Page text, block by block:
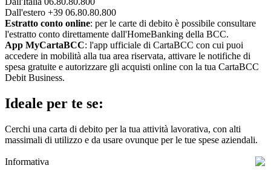
Dall'estero +39 06.80.80.800
Estratto conto online: per le carte di debito è possibile consultare
l'estratto conto direttamente dall'HomeBanking della BCC.
App MyCartaBCC: l'app ufficiale di CartaBCC con cui puoi
accedere in mobilità alla tua area riservata, attivare le notifiche di
spesa gratuite e autorizzare gli acquisti online con la tua CartaBCC
Debit Business.
Ideale per te se:
Cerchi una carta di debito per la tua attività lavorativa, con alti
massimali di utilizzo e da usare ovunque per le tue spese aziendali.
Informativa